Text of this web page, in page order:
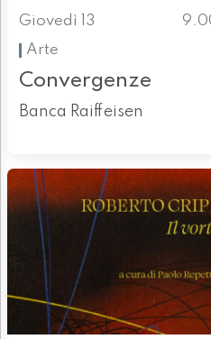
Giovedì 13
Arte
Convergenze
Banca Raiffeisen